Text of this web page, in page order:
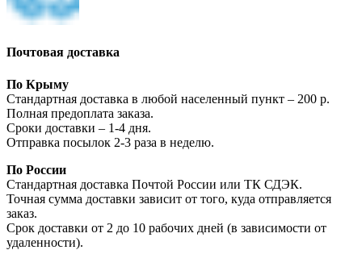
Почтовая доставка
По Крыму
Стандартная доставка в любой населенный пункт – 200 р.
Полная предоплата заказа.
Сроки доставки – 1-4 дня.
Отправка посылок 2-3 раза в неделю.
По России
Стандартная доставка Почтой России или ТК СДЭК.
Точная сумма доставки зависит от того, куда отправляется
заказ.
Срок доставки от 2 до 10 рабочих дней (в зависимости от
удаленности).